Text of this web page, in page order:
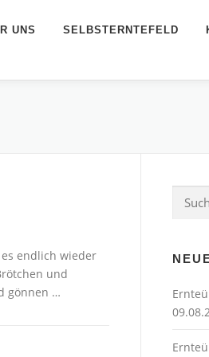
UNS SELBSTERNTEFELD
es endlich wieder
und
gönnen …
Suchen
nach: